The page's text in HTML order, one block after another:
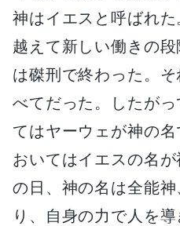
神はイエスと呼ばれ
越えて新しい働きの
は磔刑で終わった。
べてだった。したが
てはヤーウェが神の
おいてはイエスの名
の日、神の名は全能
り、自身の力で人を